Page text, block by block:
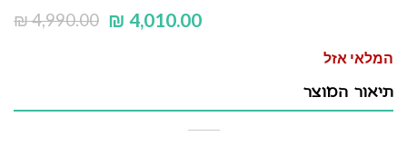
₪4,990.00 ₪ 4,010.00
המלאי אזל
תיאור המוצר